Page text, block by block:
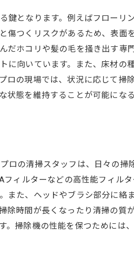
鍵となります。例えばフローリ
傷つくリスクがあるため、表面
だホコリや髪の毛を掻き出す専
向いています。また、床材の
ロの現場では、状況に応じて掃
態を維持することが可能になる
ロの清掃スタッフは、日々の掃
ィルターなどの高性能フィル
た、ヘッドやブラシ部分に絡
時間が長くなったり清掃の質
。掃除機の性能を保つためには